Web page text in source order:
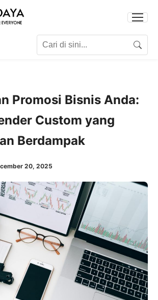
Search
Promosi Bisnis Anda:
Custom yang
Berdampak
20, 2025